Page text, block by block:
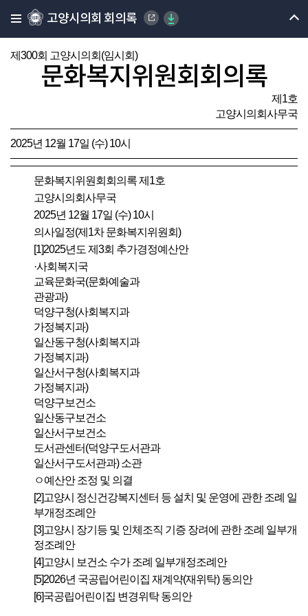
고양시의회 회의록
제300회 고양시의회(임시회)
문화복지위원회회의록
제1호
고양시의회사무국
2025년 12월 17일 (수) 10시
문화복지위원회회의록 제1호
고양시의회사무국
2025년 12월 17일 (수) 10시
의사일정(제1차 문화복지위원회)
[1]2025년도 제3회 추가경정예산안
·사회복지국
교육문화국(문화예술과
관광과)
덕양구청(사회복지과
가정복지과)
일산동구청(사회복지과
가정복지과)
일산서구청(사회복지과
가정복지과)
덕양구보건소
일산동구보건소
일산서구보건소
도서관센터(덕양구도서관과
일산서구도서관과) 소관
ㅇ예산안 조정 및 의결
[2]고양시 정신건강복지센터 등 설치 및 운영에 관한 조례 일
부개정조례안
[3]고양시 장기등 및 인체조직 기증 장려에 관한 조례 일부개
정조례안
[4]고양시 보건소 수가 조례 일부개정조례안
[5]2026년 국공립어린이집 재계약(재위탁) 동의안
[6]국공립어린이집 변경위탁 동의안